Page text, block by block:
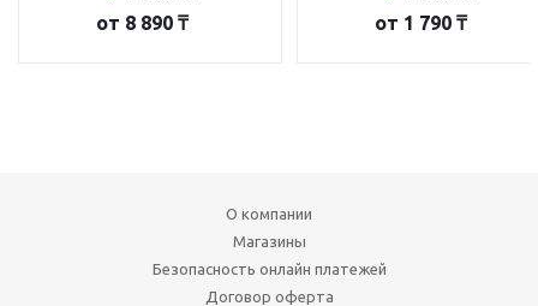
от 8 890 ₸ от 1 790 ₸
О компании
Магазины
Безопасность онлайн платежей
Договор оферта